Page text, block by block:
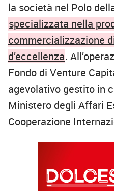
la società nel Polo
specializzata nella
commercializzazione
d’eccellenza.
Fondo di Venture
agevolativo gestito in
Ministero degli Affari
Cooperazione